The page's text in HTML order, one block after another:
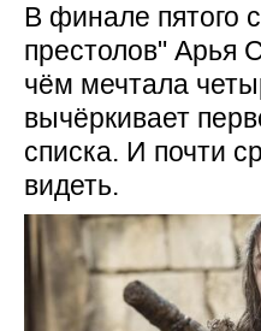
В финале пятого
престолов" Арья
чём мечтала
вычёркивает
списка. И почти
видеть.